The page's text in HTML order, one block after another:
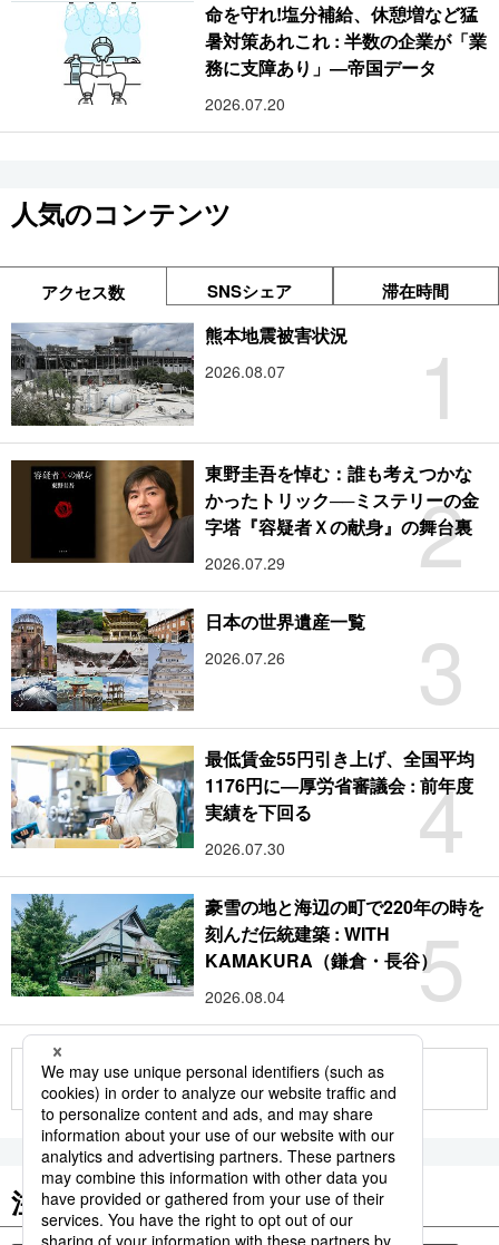
命を守れ!塩分補給、休憩増など猛
暑対策あれこれ : 半数の企業が「業
務に支障あり」―帝国データ
2026.07.20
人気のコンテンツ
アクセス数 SNSシェア 滞在時間
1
熊本地震被害状況
2026.08.07
2
東野圭吾を悼む：誰も考えつかな
かったトリック──ミステリーの金
字塔『容疑者Ｘの献身』の舞台裏
2026.07.29
3
日本の世界遺産一覧
2026.07.26
4
最低賃金55円引き上げ、全国平均
1176円に―厚労省審議会 : 前年度
実績を下回る
2026.07.30
5
豪雪の地と海辺の町で220年の時を
刻んだ伝統建築 : WITH
KAMAKURA（鎌倉・長谷）
2026.08.04
もっと見る
注目のキーワード